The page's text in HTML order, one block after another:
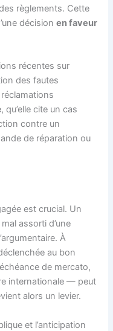
règlements. Cette
décisionen faveur
récentes sur
des fautes
qu’elle cite un cas
contre un
de réparation ou
est crucial. Un
assorti d’une
À
au bon
de mercato,
internationale — peut
alors un levier.
et l’anticipation